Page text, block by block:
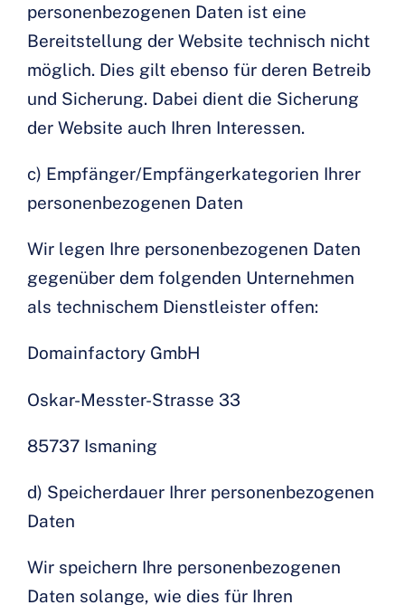
personenbezogenen Daten ist eine
Bereitstellung der Website technisch nicht
möglich. Dies gilt ebenso für deren Betreib
und Sicherung. Dabei dient die Sicherung
der Website auch Ihren Interessen.
c) Empfänger/Empfängerkategorien Ihrer
personenbezogenen Daten
Wir legen Ihre personenbezogenen Daten
gegenüber dem folgenden Unternehmen
als technischem Dienstleister offen:
Domainfactory GmbH
Oskar-Messter-Strasse 33
85737 Ismaning
d) Speicherdauer Ihrer personenbezogenen
Daten
Wir speichern Ihre personenbezogenen
Daten solange, wie dies für Ihren